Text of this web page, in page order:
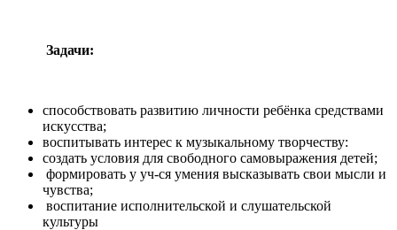
Задачи:
способствовать развитию личности ребёнка средствами
искусства;
воспитывать интерес к музыкальному творчеству:
создать условия для свободного самовыражения детей;
формировать у уч-ся умения высказывать свои мысли и
чувства;
воспитание исполнительской и слушательской
культуры